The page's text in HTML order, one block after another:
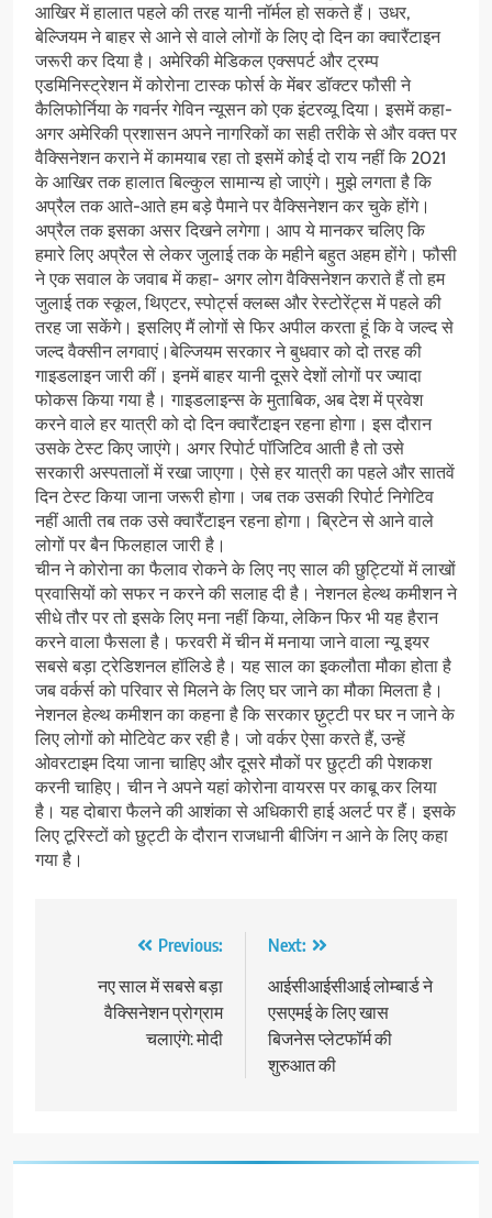
आखिर में हालात पहले की तरह यानी नॉर्मल हो सकते हैं। उधर,
बेल्जियम ने बाहर से आने से वाले लोगों के लिए दो दिन का क्वारैंटाइन
जरूरी कर दिया है। अमेरिकी मेडिकल एक्सपर्ट और ट्रम्प
एडमिनिस्ट्रेशन में कोरोना टास्क फोर्स के मेंबर डॉक्टर फौसी ने
कैलिफोर्निया के गवर्नर गेविन न्यूसन को एक इंटरव्यू दिया। इसमें कहा-
अगर अमेरिकी प्रशासन अपने नागरिकों का सही तरीके से और वक्त पर
वैक्सिनेशन कराने में कामयाब रहा तो इसमें कोई दो राय नहीं कि 2021
के आखिर तक हालात बिल्कुल सामान्य हो जाएंगे। मुझे लगता है कि
अप्रैल तक आते-आते हम बड़े पैमाने पर वैक्सिनेशन कर चुके होंगे।
अप्रैल तक इसका असर दिखने लगेगा। आप ये मानकर चलिए कि
हमारे लिए अप्रैल से लेकर जुलाई तक के महीने बहुत अहम होंगे। फौसी
ने एक सवाल के जवाब में कहा- अगर लोग वैक्सिनेशन कराते हैं तो हम
जुलाई तक स्कूल, थिएटर, स्पोर्ट्स क्लब्स और रेस्टोरेंट्स में पहले की
तरह जा सकेंगे। इसलिए मैं लोगों से फिर अपील करता हूं कि वे जल्द से
जल्द वैक्सीन लगवाएं।बेल्जियम सरकार ने बुधवार को दो तरह की
गाइडलाइन जारी कीं। इनमें बाहर यानी दूसरे देशों लोगों पर ज्यादा
फोकस किया गया है। गाइडलाइन्स के मुताबिक, अब देश में प्रवेश
करने वाले हर यात्री को दो दिन क्वारैंटाइन रहना होगा। इस दौरान
उसके टेस्ट किए जाएंगे। अगर रिपोर्ट पॉजिटिव आती है तो उसे
सरकारी अस्पतालों में रखा जाएगा। ऐसे हर यात्री का पहले और सातवें
दिन टेस्ट किया जाना जरूरी होगा। जब तक उसकी रिपोर्ट निगेटिव
नहीं आती तब तक उसे क्वारैंटाइन रहना होगा। ब्रिटेन से आने वाले
लोगों पर बैन फिलहाल जारी है।
चीन ने कोरोना का फैलाव रोकने के लिए नए साल की छुट्टियों में लाखों
प्रवासियों को सफर न करने की सलाह दी है। नेशनल हेल्थ कमीशन ने
सीधे तौर पर तो इसके लिए मना नहीं किया, लेकिन फिर भी यह हैरान
करने वाला फैसला है। फरवरी में चीन में मनाया जाने वाला न्यू इयर
सबसे बड़ा ट्रेडिशनल हॉलिडे है। यह साल का इकलौता मौका होता है
जब वर्कर्स को परिवार से मिलने के लिए घर जाने का मौका मिलता है।
नेशनल हेल्थ कमीशन का कहना है कि सरकार छ़ुट्टी पर घर न जाने के
लिए लोगों को मोटिवेट कर रही है। जो वर्कर ऐसा करते हैं, उन्हें
ओवरटाइम दिया जाना चाहिए और दूसरे मौकों पर छुट्टी की पेशकश
करनी चाहिए। चीन ने अपने यहां कोरोना वायरस पर काबू कर लिया
है। यह दोबारा फैलने की आशंका से अधिकारी हाई अलर्ट पर हैं। इसके
लिए टूरिस्टों को छुट्टी के दौरान राजधानी बीजिंग न आने के लिए कहा
गया है।
navigation
Previous:
नए साल में सबसे बड़ा
वैक्सिनेशन प्रोग्राम
चलाएंगे: मोदी
Next:
आईसीआईसीआई लोम्बार्ड ने
एसएमई के लिए खास
बिजनेस प्लेटफॉर्म की
शुरुआत की